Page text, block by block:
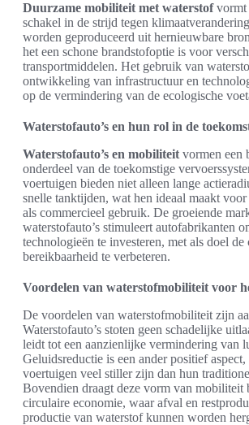
Duurzame mobiliteit met waterstofvormt
schakel in de strijd tegen
worden geproduceerd uit hernieuwbare
het een schone brandstofoptie is voor
transportmiddelen. Het gebruik van
ontwikkeling van infrastructuur en
op de vermindering van de ecologische
Waterstofauto’s en hun rol in de
Waterstofauto’s en mobiliteit vormen een
onderdeel van de toekomstige
voertuigen bieden niet alleen lange
snelle tanktijden, wat hen ideaal maakt
als commercieel gebruik. De groeiende
waterstofauto’s stimuleert autofabrikanten
technologieën te investeren, met als doel
bereikbaarheid te verbeteren.
Voordelen van waterstofmobiliteit voor
De voordelen van waterstofmobiliteit zijn
Waterstofauto’s stoten geen schadelijke
leidt tot een aanzienlijke vermindering van
Geluidsreductie is een ander positief aspect,
voertuigen veel stiller zijn dan hun
Bovendien draagt deze vorm van mobiliteit
circulaire economie, waar afval en
productie van waterstof kunnen worden